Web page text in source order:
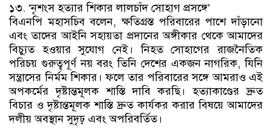
১৩. ‘নৃশংস হত্যার শিকার লালচাঁদ সোহাগ প্রসঙ্গে’
বিএনপি মহাসচিব বলেন, ক্ষতিগ্রস্ত পরিবারের পাশে দাঁড়ানো
এবং তাদের আইনি সহায়তা প্রদানের অঙ্গীকার থেকে আমাদের
বিচ্যুত হওয়ার সুযোগ নেই। নিহত সোহাগের রাজনৈতিক
পরিচয় গুরুত্বপূর্ণ নয় বরং তিনি দেশের একজন নাগরিক, যিনি
সন্ত্রাসের নির্মম শিকার। ফলে তার পরিবারের সঙ্গে আমরাও এই
অপকর্মের দৃষ্টান্তমূলক শাস্তি দাবি করছি। হত্যাকাণ্ডের দ্রুত
বিচার ও দৃষ্টান্তমূলক শাস্তি দ্রুত কার্যকর করার বিষয়ে আমাদের
দলীয় অবস্থান সুদৃঢ় এবং অপরিবর্তিত।